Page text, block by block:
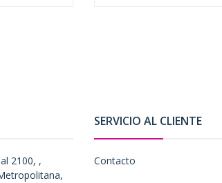
2100, ,
SERVICIO AL CLIENTE
Contacto